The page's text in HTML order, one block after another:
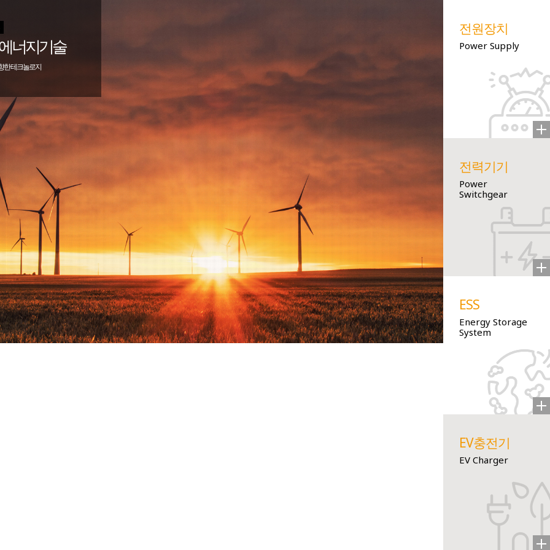
너지기술
한 테크놀로지
전원장치
Power Supply
전력기기
Power
Switchgear
ESS
Energy Storage
System
EV충전기
EV Charger